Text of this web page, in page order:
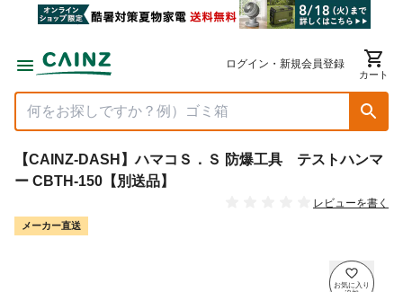
ログイン・新規会員登録
カート
【CAINZ-DASH】ハマコＳ．Ｓ 防爆工具 テストハンマ
ー CBTH-150【別送品】
レビューを書く
メーカー直送